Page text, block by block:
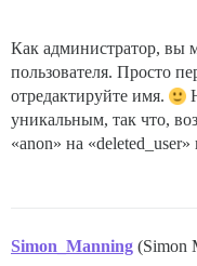
Как администратор, вы
пользователя. Просто
отредактируйте имя.
уникальным, так что,
«anon» на
Simon_Manning (Simon